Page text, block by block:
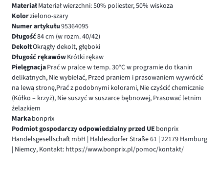
MateriałMateriał wierzchni: 50% poliester, 50% wiskoza
Kolorzielono-szary
Numer artykułu95364095
Długość84 cm (w rozm. 40/42)
DekoltOkrągły dekolt, głęboki
Długość rękawówKrótki rękaw
PielęgnacjaPrać w pralce w temp. 30°C w programie do tkanin
delikatnych, Nie wybielać, Przed praniem i prasowaniem wywrócić
na lewą stronę,Prać z podobnymi kolorami, Nie czyścić chemicznie
(Kółko – krzyż), Nie suszyć w suszarce bębnowej, Prasować letnim
żelazkiem
Markabonprix
Podmiot gospodarczy odpowiedzialny przed UE bonprix
Handelsgesellschaft mbH | Haldesdorfer Straße 61 | 22179 Hamburg
| Niemcy, Kontakt: https://www.bonprix.pl/pomoc/kontakt/